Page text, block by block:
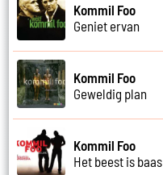
Kommil Foo
Geniet ervan
Kommil Foo
Geweldig plan
Kommil Foo
Het beest is baas